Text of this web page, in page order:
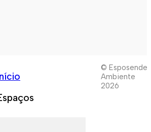
© Esposende
Ambiente
2026